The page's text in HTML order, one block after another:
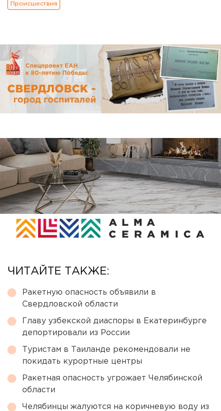
Происшествия
ЧИТАЙТЕ ТАКЖЕ:
Ракетную опасность объявили в
Свердловской области
Главу узбекской диаспоры в Екатеринбурге
депортировали из России
Туристам в Таиланде рекомендовали не
покидать курортные центры
Ракетная опасность угрожает Челябинской
области
Челябинцы жалуются на коричневую воду из